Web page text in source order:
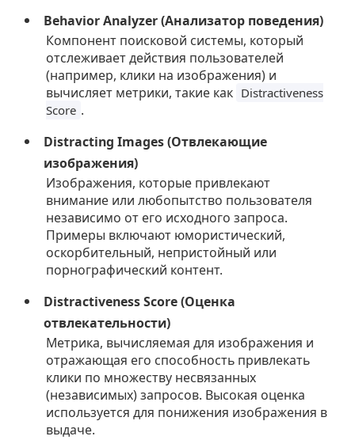
Behavior Analyzer (Анализатор поведения)
Компонент поисковой системы, который
отслеживает действия пользователей
(например, клики на изображения) и
вычисляет метрики, такие как Distractiveness
Score .
Distracting Images (Отвлекающие
изображения)
Изображения, которые привлекают
внимание или любопытство пользователя
независимо от его исходного запроса.
Примеры включают юмористический,
оскорбительный, непристойный или
порнографический контент.
Distractiveness Score (Оценка
отвлекательности)
Метрика, вычисляемая для изображения и
отражающая его способность привлекать
клики по множеству несвязанных
(независимых) запросов. Высокая оценка
используется для понижения изображения в
выдаче.